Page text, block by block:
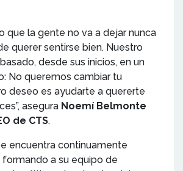
que la gente no va a dejar nunca
querer sentirse bien. Nuestro
desde sus inicios, en un
No queremos cambiar tu
deseo es ayudarte a quererte
asegura Noemí Belmonte
de CTS.
encuentra continuamente
a su equipo de